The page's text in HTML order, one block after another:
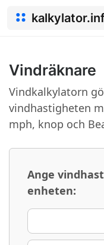
Vindräknare
Vindkalkylatorn
vindhastigheten
mph, knop och
Ange
enheten: